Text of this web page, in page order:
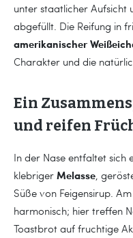
unter staatlicher Aufsicht
abgefüllt. Die Reifung in
amerikanischer
Charakter und die
Ein
und reifen
In der Nase entfaltet sich
klebriger Melasse ,
Süße von Feigensirup.
harmonisch; hier treffen
Toastbrot auf fruchtige